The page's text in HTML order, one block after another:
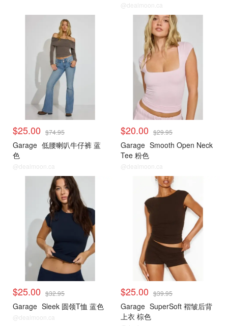
@dealmoon.ca
$25.00 $74.95
Garage 低腰喇叭牛仔裤 蓝
色
@dealmoon.ca
<25刀合集
$20.00 $29.95
Garage Smooth Open Neck
Tee 粉色
@dealmoon.ca
$25.00 $32.95
Garage Sleek 圆领T恤 蓝色
@dealmoon.ca
$25.00 $39.95
Garage SuperSoft 褶皱后背
上衣 棕色